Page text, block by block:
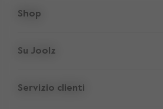
Shop
Accessori
Pezzi di ricambio
Su Joolz
Informazioni sull'azienda
Servizio clienti